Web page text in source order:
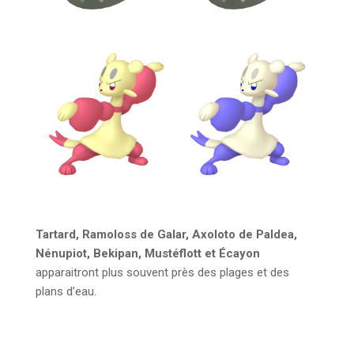
Tartard, Ramoloss de Galar, Axoloto de Paldea,
Nénupiot, Bekipan, Mustéflott et Écayon
apparaitront plus souvent près des plages et des
plans d’eau.